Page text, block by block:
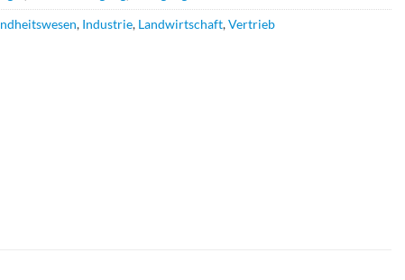
, Industrie, Landwirtschaft,Vertrieb